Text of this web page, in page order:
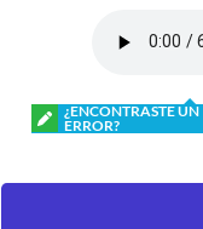
¿ENCONTRASTE UN
ERROR?